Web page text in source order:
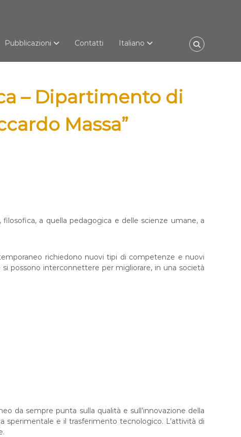
Pubblicazioni Contatti Italiano
– Dipartimento di
Massa”
a quella pedagogica e delle scienze umane, a
richiedono nuovi tipi di competenze e nuovi
possono interconnettere per migliorare, in una società
da sempre punta sulla qualità e sull’innovazione della
sperimentale e il trasferimento tecnologico. L’attività di